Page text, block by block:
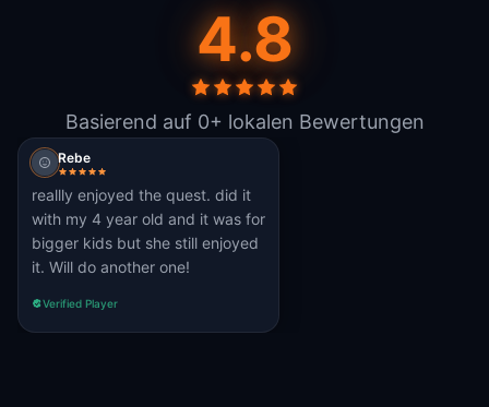
4.8
Basierend auf 0+ lokalen Bewertungen
Rebe
reallly enjoyed the quest. did it
with my 4 year old and it was for
bigger kids but she still enjoyed
it. Will do another one!
Verified Player